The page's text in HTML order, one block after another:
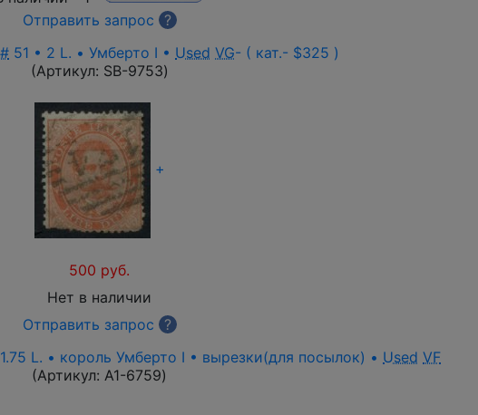
Отправить запрос
?
51 • 2 L. • Умберто I • Used VG- ( кат.- $325 )
(Артикул: SB-9753)
+
500 руб.
Нет в наличии
Отправить запрос
?
L. • король Умберто I • вырезки(для посылок) • Used VF
(Артикул: A1-6759)